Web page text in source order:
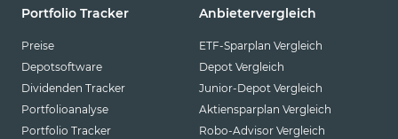
Portfolio Tracker
Preise
Depotsoftware
Dividenden Tracker
Portfolioanalyse
Portfolio Tracker
Anbietervergleich
ETF-Sparplan Vergleich
Depot Vergleich
Junior-Depot Vergleich
Aktiensparplan Vergleich
Robo-Advisor Vergleich